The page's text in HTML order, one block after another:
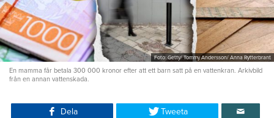
Foto: Getty/ Tommy Andersson/ Anna Rytterbrant
En mamma får betala 300 000 kronor efter att ett barn satt på en vattenkran. Arkivbild
från en annan vattenskada.
Dela Tweeta